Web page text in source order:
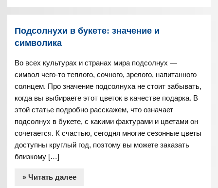
Подсолнухи в букете: значение и
символика
Во всех культурах и странах мира подсолнух —
символ чего-то теплого, сочного, зрелого, напитанного
солнцем. Про значение подсолнуха не стоит забывать,
когда вы выбираете этот цветок в качестве подарка. В
этой статье подробно расскажем, что означает
подсолнух в букете, с какими фактурами и цветами он
сочетается. К счастью, сегодня многие сезонные цветы
доступны круглый год, поэтому вы можете заказать
близкому […]
» Читать далее